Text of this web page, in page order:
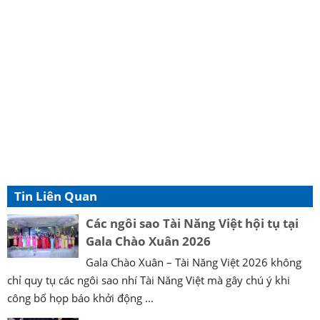
Tin Liên Quan
Các ngôi sao Tài Năng Việt hội tụ tại
Gala Chào Xuân 2026
Gala Chào Xuân – Tài Năng Việt 2026 không
chỉ quy tụ các ngôi sao nhí Tài Năng Việt mà gây chú ý khi
công bố họp báo khởi động ...